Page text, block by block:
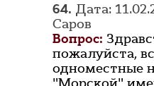
64. Дата:
Саров
Вопрос:
пожалуйста,
одноместные